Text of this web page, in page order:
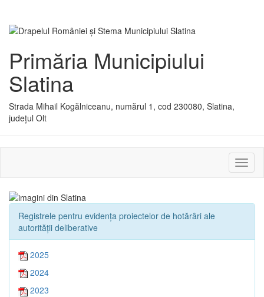
Primăria Municipiului
Slatina
Strada Mihail Kogălniceanu, numărul 1, cod 230080, Slatina,
județul Olt
sau
Registrele pentru evidența proiectelor de hotărâri ale
autorității deliberative
2025
2024
2023